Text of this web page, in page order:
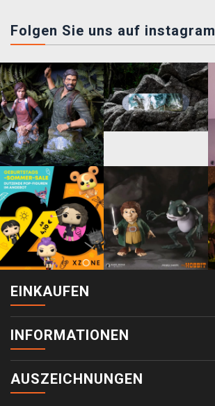
Folgen Sie uns auf instagram
EINKAUFEN
INFORMATIONEN
AUSZEICHNUNGEN